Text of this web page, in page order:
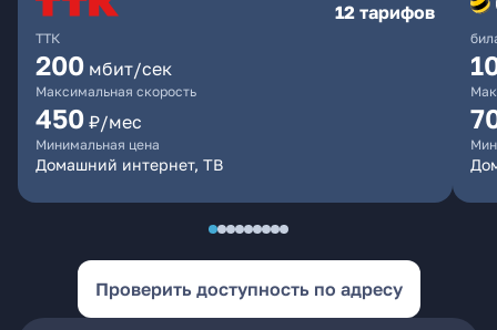
ТТК
12 тарифов
200 мбит/сек
Максимальная скорость
450 ₽/мес
Минимальная цена
Домашний интернет, ТВ
Проверить доступность по адресу